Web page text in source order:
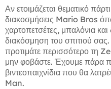
Αν ετοιμάζεται θεματικό
διακοσμήσεις Mario Bros
χαρτοπετσέτες, μπαλόνια
διακόσμηση του σπιτιού
προτιμάτε περισσότερο τη
μην φοβάστε. Έχουμε πάρα
βιντεοπαιχνίδια που θα
Man.